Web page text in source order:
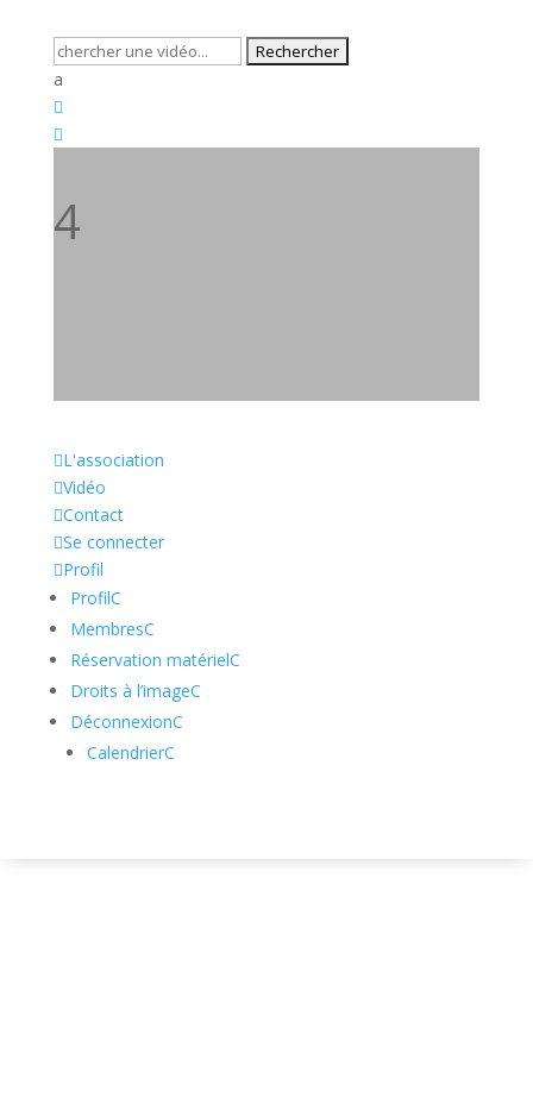
Rechercher
:a


4
:
L'association
Vidéo
Contact
Se connecter
Profil
ProfilC
MembresC
Réservation matérielC
Droits à l’imageC
DéconnexionC
CalendrierC